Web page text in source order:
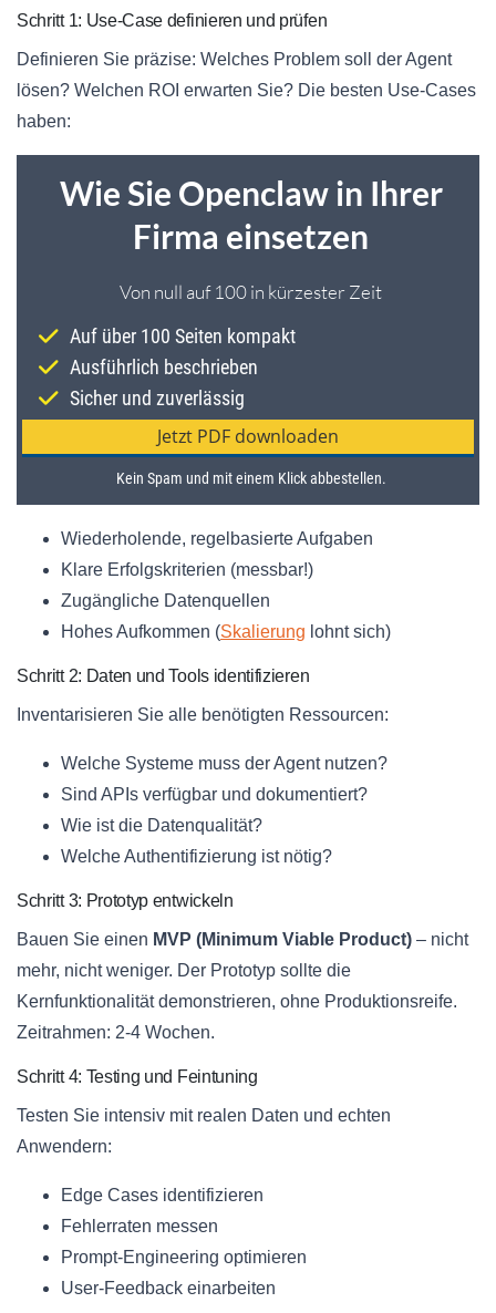
Schritt 1: Use-Case definieren und prüfen
Definieren Sie präzise: Welches Problem soll der Agent
lösen? Welchen ROI erwarten Sie? Die besten Use-Cases
haben:
Wiederholende, regelbasierte Aufgaben
Klare Erfolgskriterien (messbar!)
Zugängliche Datenquellen
Hohes Aufkommen (Skalierung lohnt sich)
Schritt 2: Daten und Tools identifizieren
Inventarisieren Sie alle benötigten Ressourcen:
Welche Systeme muss der Agent nutzen?
Sind APIs verfügbar und dokumentiert?
Wie ist die Datenqualität?
Welche Authentifizierung ist nötig?
Schritt 3: Prototyp entwickeln
Bauen Sie einen MVP (Minimum Viable Product) – nicht
mehr, nicht weniger. Der Prototyp sollte die
Kernfunktionalität demonstrieren, ohne Produktionsreife.
Zeitrahmen: 2-4 Wochen.
Schritt 4: Testing und Feintuning
Testen Sie intensiv mit realen Daten und echten
Anwendern:
Edge Cases identifizieren
Fehlerraten messen
Prompt-Engineering optimieren
User-Feedback einarbeiten